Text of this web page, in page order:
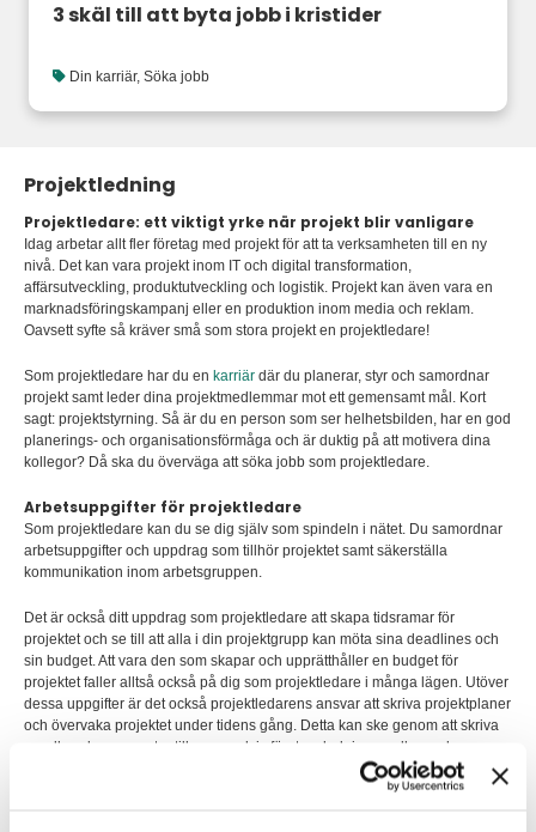
3 skäl till att byta jobb i kristider
Din karriär, Söka jobb
Projektledning
Projektledare: ett viktigt yrke när projekt blir vanligare
Idag arbetar allt fler företag med projekt för att ta verksamheten till en ny
nivå. Det kan vara projekt inom IT och digital transformation,
affärsutveckling, produktutveckling och logistik. Projekt kan även vara en
marknadsföringskampanj eller en produktion inom media och reklam.
Oavsett syfte så kräver små som stora projekt en projektledare!
Som projektledare har du en karriär där du planerar, styr och samordnar
projekt samt leder dina projektmedlemmar mot ett gemensamt mål. Kort
sagt: projektstyrning. Så är du en person som ser helhetsbilden, har en god
planerings- och organisationsförmåga och är duktig på att motivera dina
kollegor? Då ska du överväga att söka jobb som projektledare.
Arbetsuppgifter för projektledare
Som projektledare kan du se dig själv som spindeln i nätet. Du samordnar
arbetsuppgifter och uppdrag som tillhör projektet samt säkerställa
kommunikation inom arbetsgruppen.
Det är också ditt uppdrag som projektledare att skapa tidsramar för
projektet och se till att alla i din projektgrupp kan möta sina deadlines och
sin budget. Att vara den som skapar och upprätthåller en budget för
projektet faller alltså också på dig som projektledare i många lägen. Utöver
dessa uppgifter är det också projektledarens ansvar att skriva projektplaner
och övervaka projektet under tidens gång. Detta kan ske genom att skriva
regelbundna rapporter till exempelvis företagsledningen eller andra